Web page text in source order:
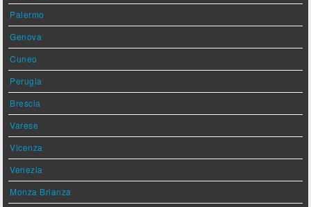
Palermo
Genova
Cuneo
Perugia
Brescia
Varese
Vicenza
Venezia
Monza Brianza